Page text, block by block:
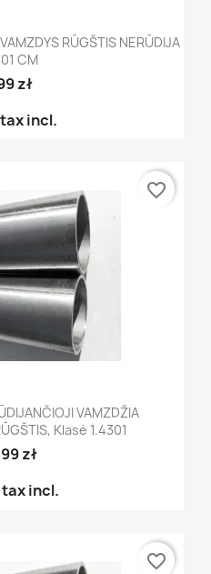
RŪGŠTIS NERŪDIJA
CM
zł
tax incl.
VAMZDŽIA
Klasė 1.4301
zł
tax incl.
favorite_border
favorite_border